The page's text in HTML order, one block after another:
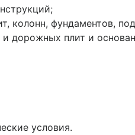
колонн, фундаментов,
и дорожных плит и
условия.